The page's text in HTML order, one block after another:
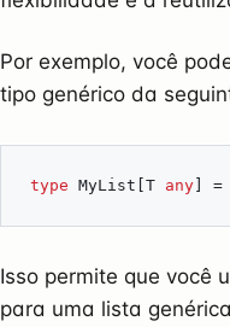
Por exemplo, você
tipo genérico da
type MyList [T any] =
Isso permite que você
para uma lista